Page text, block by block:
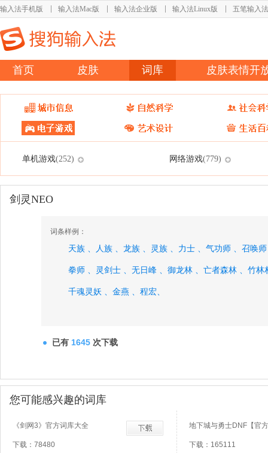
输入法手机版 输入法Mac版 输入法企业版 输入法Linux版 五笔输入法
首页 皮肤 词库 皮肤表情开
单机游戏(252) 网络游戏(779)
剑灵NEO
词条样例：
天族 、 人族 、 龙族 、 灵族 、 力士 、 气功师 、 召唤
拳师 、 灵剑士 、 无日峰 、 御龙林 、 亡者森林 、 竹林
千魂灵妖 、 金燕 、 程宏、
已有 1645 次下载
您可能感兴趣的词库
《剑网3》官方词库大全
下载：78480
地下城与勇士DNF【官
下载：165111